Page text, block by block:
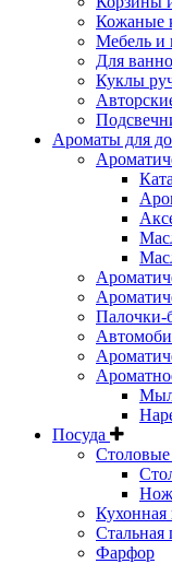
Кожаные
Мебель и
Для
Куклы
Ароматы для
Палочки-
Посуда
Кухонная
Стальная
Фарфор